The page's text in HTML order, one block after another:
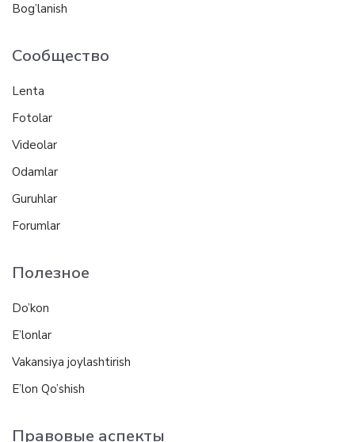
Bog’lanish
Сообщество
Lenta
Fotolar
Videolar
Odamlar
Guruhlar
Forumlar
Полезное
Do’kon
E’lonlar
Vakansiya joylashtirish
E’lon Qo’shish
Правовые аспекты